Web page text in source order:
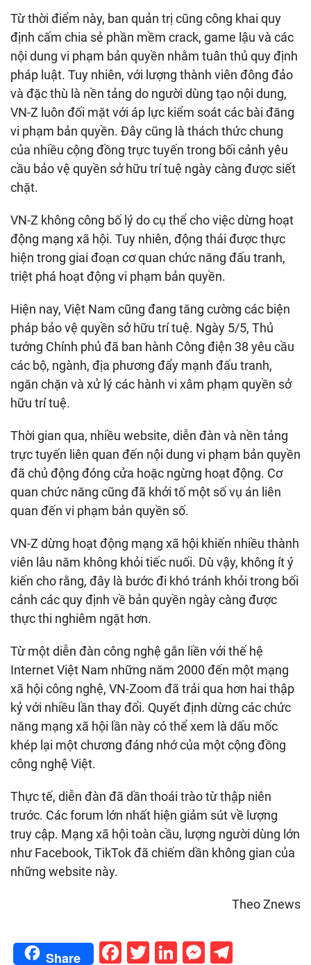
Từ thời điểm này, ban quản trị cũng công khai quy
định cấm chia sẻ phần mềm crack, game lậu và các
nội dung vi phạm bản quyền nhằm tuân thủ quy định
pháp luật. Tuy nhiên, với lượng thành viên đông đảo
và đặc thù là nền tảng do người dùng tạo nội dung,
VN-Z luôn đối mặt với áp lực kiểm soát các bài đăng
vi phạm bản quyền. Đây cũng là thách thức chung
của nhiều cộng đồng trực tuyến trong bối cảnh yêu
cầu bảo vệ quyền sở hữu trí tuệ ngày càng được siết
chặt.
VN-Z không công bố lý do cụ thể cho việc dừng hoạt
động mạng xã hội. Tuy nhiên, động thái được thực
hiện trong giai đoạn cơ quan chức năng đấu tranh,
triệt phá hoạt động vi phạm bản quyền.
Hiện nay, Việt Nam cũng đang tăng cường các biện
pháp bảo vệ quyền sở hữu trí tuệ. Ngày 5/5, Thủ
tướng Chính phủ đã ban hành Công điện 38 yêu cầu
các bộ, ngành, địa phương đẩy mạnh đấu tranh,
ngăn chặn và xử lý các hành vi xâm phạm quyền sở
hữu trí tuệ.
Thời gian qua, nhiều website, diễn đàn và nền tảng
trực tuyến liên quan đến nội dung vi phạm bản quyền
đã chủ động đóng cửa hoặc ngừng hoạt động. Cơ
quan chức năng cũng đã khởi tố một số vụ án liên
quan đến vi phạm bản quyền số.
VN-Z dừng hoạt động mạng xã hội khiến nhiều thành
viên lâu năm không khỏi tiếc nuối. Dù vậy, không ít ý
kiến cho rằng, đây là bước đi khó tránh khỏi trong bối
cảnh các quy định về bản quyền ngày càng được
thực thi nghiêm ngặt hơn.
Từ một diễn đàn công nghệ gắn liền với thế hệ
Internet Việt Nam những năm 2000 đến một mạng
xã hội công nghệ, VN-Zoom đã trải qua hơn hai thập
kỷ với nhiều lần thay đổi. Quyết định dừng các chức
năng mạng xã hội lần này có thể xem là dấu mốc
khép lại một chương đáng nhớ của một cộng đồng
công nghệ Việt.
Thực tế, diễn đàn đã dần thoái trào từ thập niên
trước. Các forum lớn nhất hiện giảm sút về lượng
truy cập. Mạng xã hội toàn cầu, lượng người dùng lớn
như Facebook, TikTok đã chiếm dần không gian của
những website này.
Theo Znews
Share Facebook
Twitter
LinkedIn